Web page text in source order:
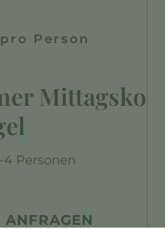
Person
Mittagsko
4 Personen
ANFRAGEN